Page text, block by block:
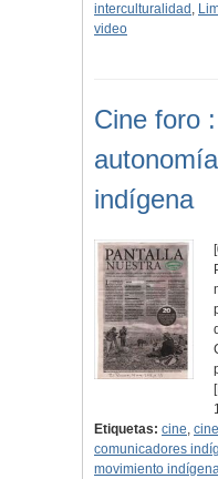
interculturalidad ,
video
Cine foro
indígena
Etiquetas: cine,
comunicadores
movimiento